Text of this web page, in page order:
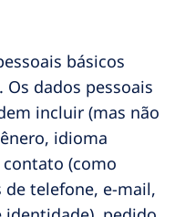
básicos
dados pessoais
incluir (mas não
idioma
(como
telefone, e-mail,